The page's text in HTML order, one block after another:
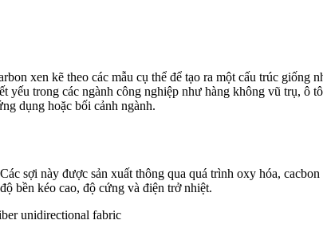
xen kẽ theo các mẫu cụ thể để tạo ra một cấu trúc
yếu trong các ngành công nghiệp như hàng không vũ trụ, ô
dụng hoặc bối cảnh ngành.
sợi này được sản xuất thông qua quá trình oxy hóa,
bền kéo cao, độ cứng và điện trở nhiệt.